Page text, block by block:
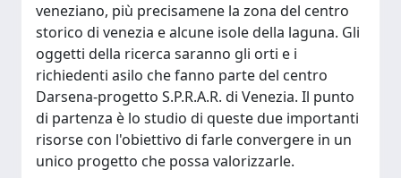
veneziano, più precisamene la zona del centro
storico di venezia e alcune isole della laguna. Gli
oggetti della ricerca saranno gli orti e i
richiedenti asilo che fanno parte del centro
Darsena-progetto S.P.R.A.R. di Venezia. Il punto
di partenza è lo studio di queste due importanti
risorse con l'obiettivo di farle convergere in un
unico progetto che possa valorizzarle.